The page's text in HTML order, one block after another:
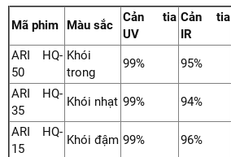
Mã phim Màu sắc
Cản tia
UV
Cản tia
IR
ARI HQ-
50
Khói
trong
99% 95%
ARI HQ-
35
Khói nhạt 99% 94%
ARI HQ-
15
Khói đậm 99% 96%